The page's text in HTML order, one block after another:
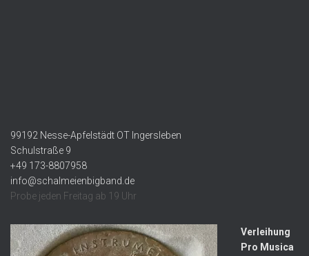
99192 Nesse-Apfelstädt OT Ingersleben
Schulstraße 9
+49 173-8807958
info@schalmeienbigband.de
Probe jeden Freitag ab 19 Uhr
Verleihung
Pro Musica